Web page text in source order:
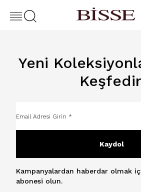
Yeni
Kaydol
Kampanyalardan haberdar olmak
abonesi olun.